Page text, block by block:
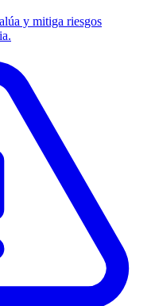
y mitiga riesgos